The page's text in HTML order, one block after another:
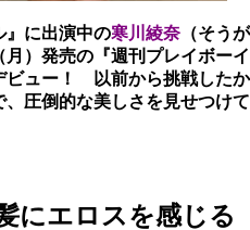
』に出演中の寒川綾奈 （そうが
）発売の『週刊プレイボーイ
ビュー！ 以前から挑戦したか
圧倒的な美しさを見せつけて
にエロスを感じる